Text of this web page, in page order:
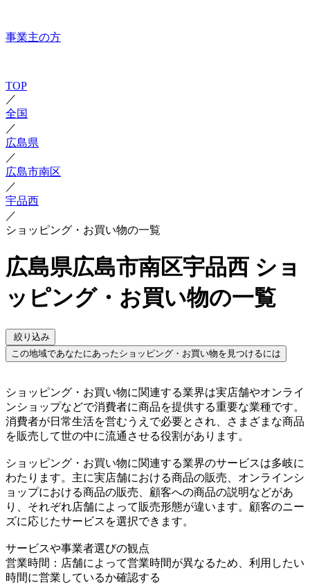
事業主の方
TOP
／
全国
／
広島県
／
広島市南区
／
宇品西
／
ショッピング・お買い物の一覧
広島県広島市南区宇品西 ショ
ッピング・お買い物の一覧
絞り込み
この地域であなたにあったショッピング・お買い物を見つけるには
ショッピング・お買い物に関連する業界は実店舗やオンライ
ンショップなどで消費者に商品を提供する重要な業種です。
消費者が日常生活を営むうえで必要とされ、さまざまな商品
を販売して世の中に流通させる役割があります。
ショッピング・お買い物に関連する業界のサービスは多岐に
わたります。主に実店舗における商品の販売、オンラインシ
ョップにおける商品の販売、顧客への商品の説明などがあ
り、それぞれ店舗によって販売形態が違います。顧客のニー
ズに応じたサービスを選択できます。
サービスや事業者選びの観点
営業時間：店舗によって営業時間が異なるため、利用したい
時間に営業しているか確認する